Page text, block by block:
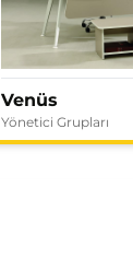
Venüs
Yönetici Grupları